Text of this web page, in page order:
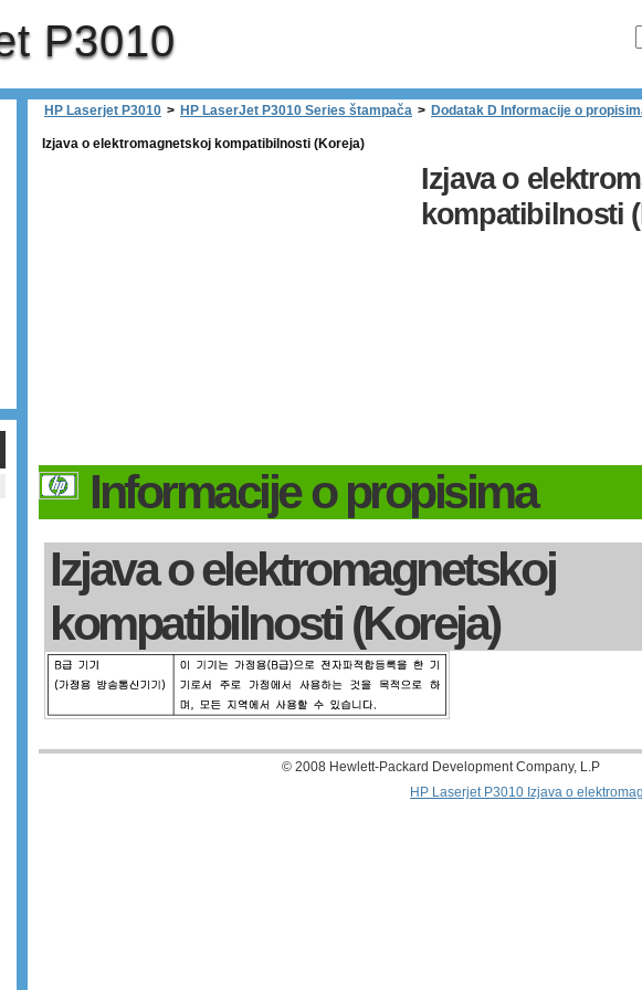
P3010
HP Laserjet P3010 > HP LaserJet P3010 Series štampača > Dodatak D Informacije o
Izjava o elektromagnetskoj kompatibilnosti (Koreja)
Izjava o
kompatibilnosti
Informacije o propisima
Izjava o elektromagnetskoj
kompatibilnosti (Koreja)
© 2008 Hewlett-Packard Development Company, L.P
HP Laserjet P3010 Izjava o